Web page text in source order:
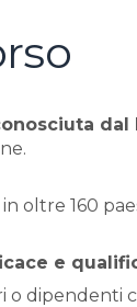
dal
oltre 160
e
o dipendenti